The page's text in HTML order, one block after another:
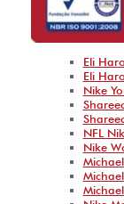
Eli
Eli
Nike
NFL
Nike